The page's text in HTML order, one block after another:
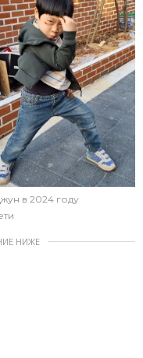
в 2024 году
НИЖЕ